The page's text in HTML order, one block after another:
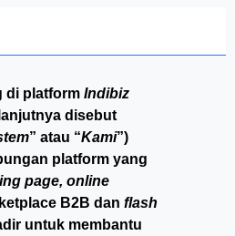
di platform Indibiz
disebut
” atau “Kami”)
platform yang
page, online
B2B dan flash
untuk membantu